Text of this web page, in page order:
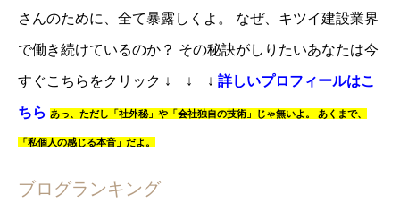
さんのために、全て暴露しくよ。 なぜ、キツイ建設業界
で働き続けているのか？ その秘訣がしりたいあなたは今
すぐこちらをクリック ↓ ↓ ↓ 詳しいプロフィールはこ
ちら あっ、 ただし「社外秘」や「会社独自の技術」じゃ無いよ。 あくまで、
「私個人の感じる本音」だよ。
ブログランキング